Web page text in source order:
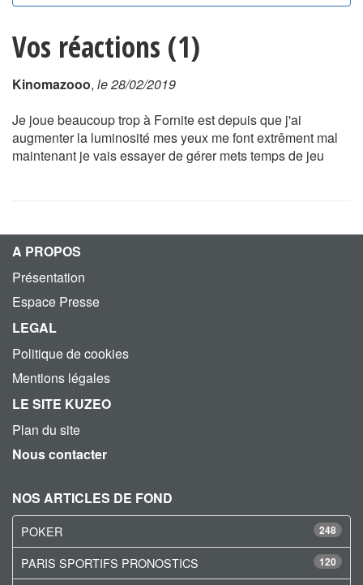
Vos réactions (1)
Kinomazooo, le 28/02/2019
Je joue beaucoup trop à Fornite est depuis que j'ai
augmenter la luminosité mes yeux me font extrêment mal
maintenant je vais essayer de gérer mets temps de jeu
A PROPOS
Présentation
Espace Presse
LEGAL
Politique de cookies
Mentions légales
LE SITE KUZEO
Plan du site
Nous contacter
NOS ARTICLES DE FOND
248
POKER
120
PARIS SPORTIFS PRONOSTICS